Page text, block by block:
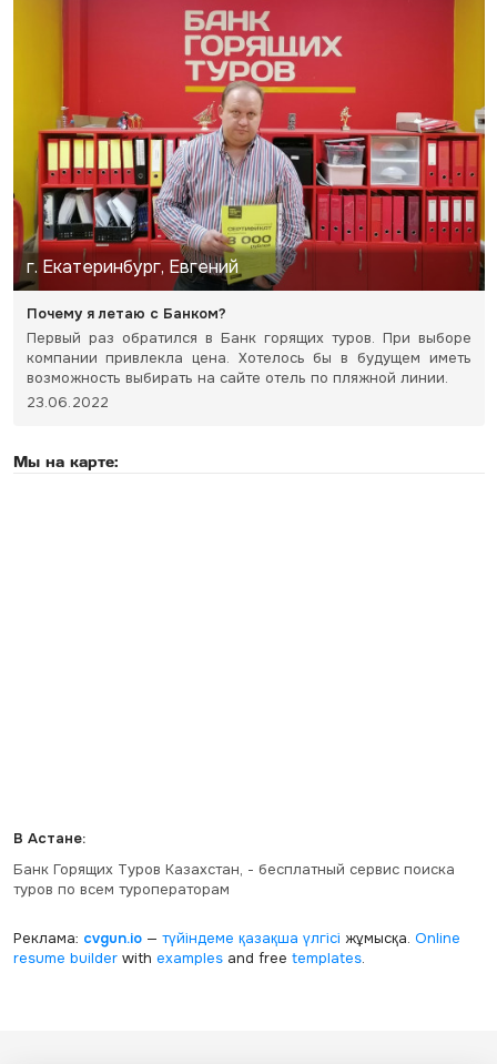
г. Екатеринбург, Евгений
Почему я летаю с Банком?
Первый раз обратился в Банк горящих туров. При выборе
компании привлекла цена. Хотелось бы в будущем иметь
возможность выбирать на сайте отель по пляжной линии.
23.06.2022
Мы на карте:
В Астане:
Банк Горящих Туров Казахстан, - бесплатный сервис поиска
туров по всем туроператорам
Реклама: cvgun.io— түйіндеме қазақша үлгісі жұмысқа. Online
resume builderwith examplesand free templates.